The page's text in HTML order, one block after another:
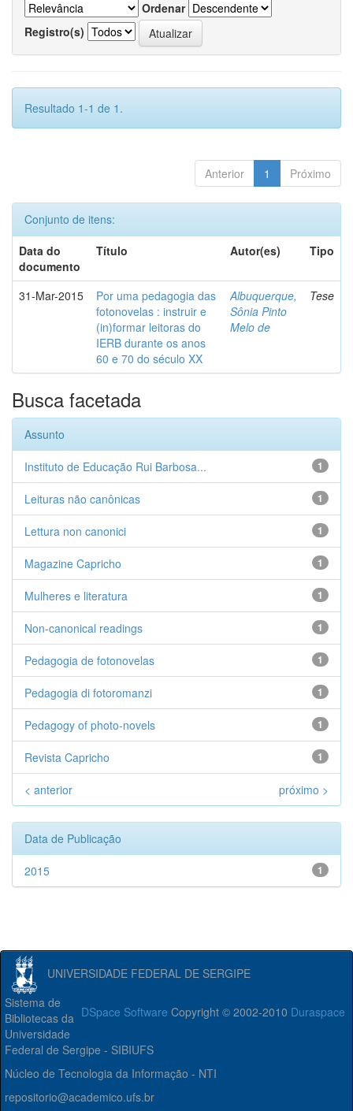
Ordenar
Registro(s)
Resultado 1-1 de 1.
Anterior 1 Próximo
Conjunto de itens:
Data do
documento
Título Autor(es) Tipo
31-Mar-2015
Por uma pedagogia das
fotonovelas : instruir e
(in)formar leitoras do
IERB durante os anos
60 e 70 do século XX
Albuquerque,
Sônia Pinto
Melo de
Tese
Busca facetada
Assunto
1
Instituto de Educação Rui Barbosa...
1
Leituras não canônicas
1
Lettura non canonici
1
Magazine Capricho
1
Mulheres e literatura
1
Non-canonical readings
1
Pedagogia de fotonovelas
1
Pedagogia di fotoromanzi
1
Pedagogy of photo-novels
1
Revista Capricho
< anterior próximo >
Data de Publicação
1
2015
UNIVERSIDADE FEDERAL DE SERGIPE
DSpace Software Copyright © 2002-2010 Duraspace
Sistema de
Bibliotecas da
Universidade
Federal de Sergipe - SIBIUFS
Núcleo de Tecnologia da Informação - NTI
repositorio@academico.ufs.br